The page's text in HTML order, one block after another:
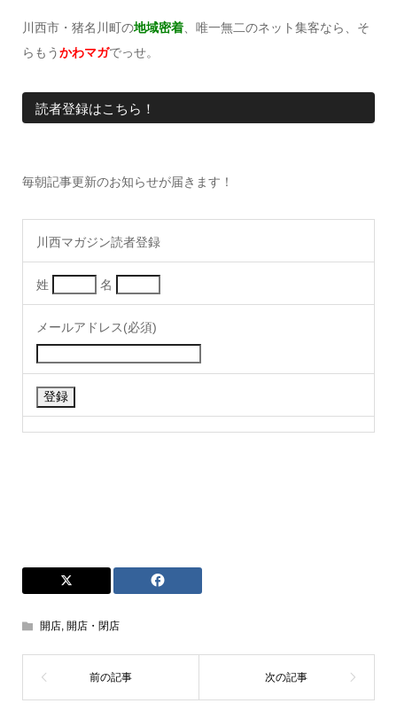
川西市・猪名川町の地域密着、唯一無二のネット集客なら、そ
らもうかわマガでっせ。
読者登録はこちら！
毎朝記事更新のお知らせが届きます！
川西マガジン読者登録
姓 名
メールアドレス(必須)
開店, 開店・閉店